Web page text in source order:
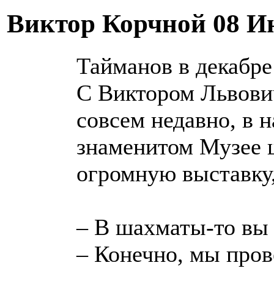
Виктор Корчной 08
Тайманов в
С Виктором
совсем недавно, в
знаменитом Музее
огромную
– В шахматы-то вы
– Конечно, мы